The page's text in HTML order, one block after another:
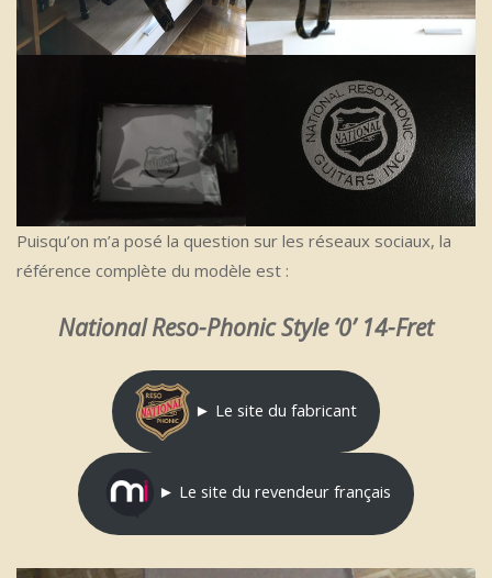
Puisqu’on m’a posé la question sur les réseaux sociaux, la
référence complète du modèle est :
National Reso-Phonic Style ‘0’ 14-Fret
► Le site du fabricant
► Le site du revendeur français